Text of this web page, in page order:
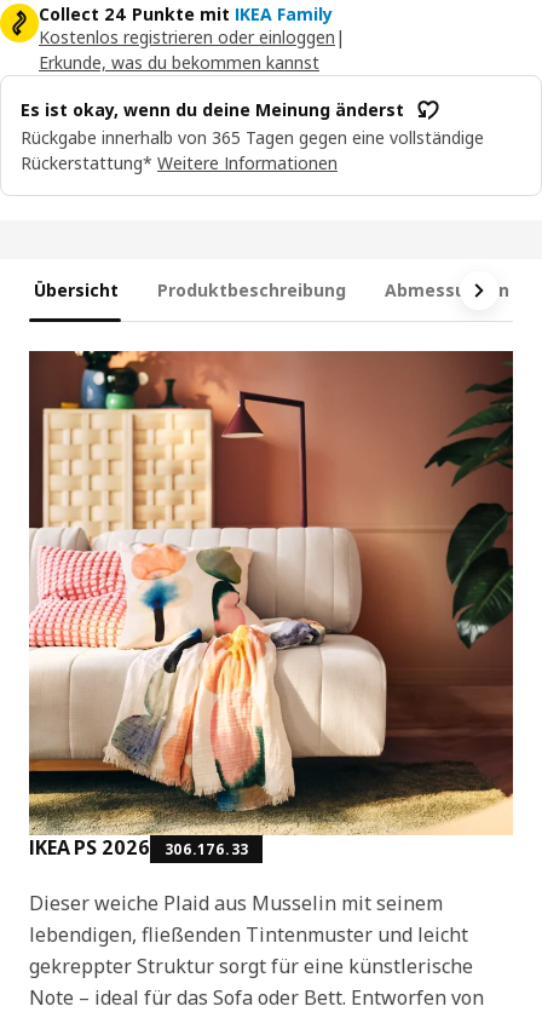
Collect 24 Punkte mit IKEA Family
Kostenlos registrieren oder einloggen |
Erkunde, was du bekommen kannst
Es ist okay, wenn du deine Meinung änderst
Rückgabe innerhalb von 365 Tagen gegen eine vollständige
Rückerstattung* Weitere Informationen
Übersicht Produktbeschreibung Abmessungen
IKEA PS 2026 306.176.33
Dieser weiche Plaid aus Musselin mit seinem
lebendigen, fließenden Tintenmuster und leicht
gekreppter Struktur sorgt für eine künstlerische
Note – ideal für das Sofa oder Bett. Entworfen von